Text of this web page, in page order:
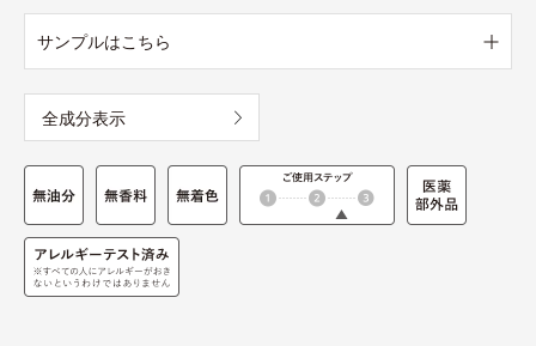
サンプルはこちら
全成分表示